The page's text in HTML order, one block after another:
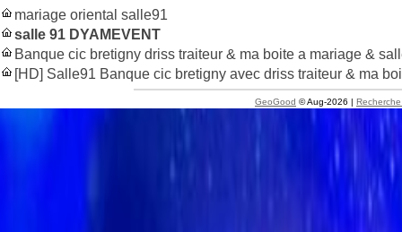
mariage oriental salle91
salle 91 DYAMEVENT
Banque cic bretigny driss traiteur & ma boite a mariage &
[HD] Salle91 Banque cic bretigny avec driss traiteur & ma
GeoGood © Aug-2026 |